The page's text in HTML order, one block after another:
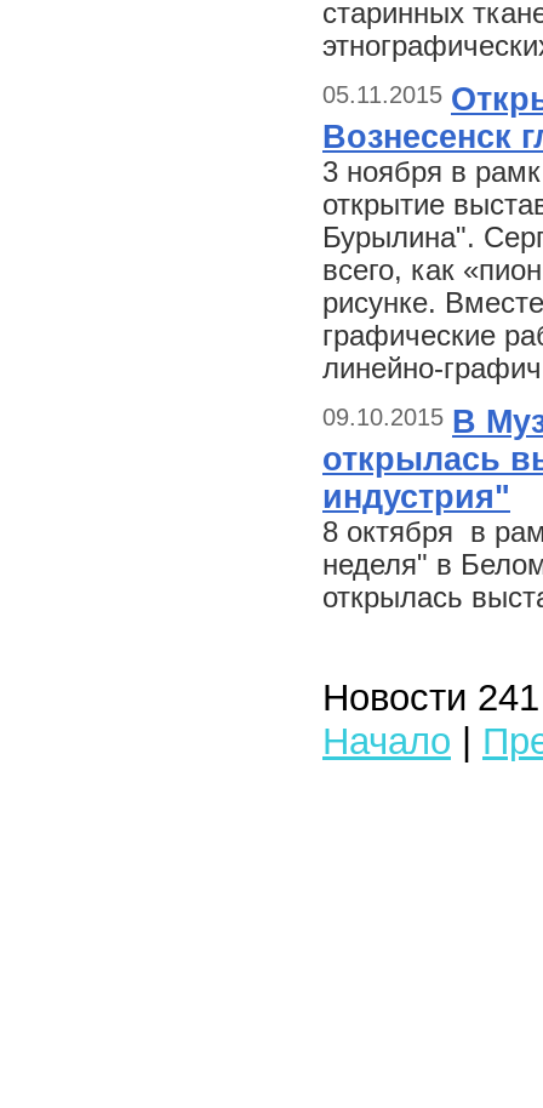
старинных
05.11.2015
Вознесенск
3 ноября в
открытие
Бурылина".
всего, как
рисунке.
графические
линейно-
09.10.2015 В
открылась
индустрия"
8 октября в
неделя" в
открылась
Новости
Начало